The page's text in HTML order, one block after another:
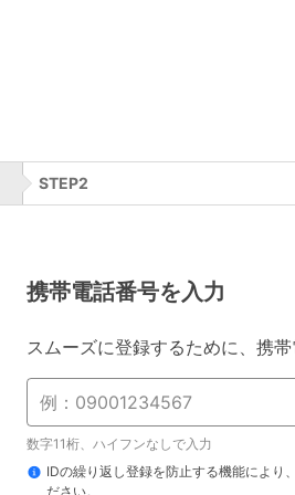
STEP2
携帯電話番号を入力
スムーズに登録するために、携
数字11桁、ハイフンなしで入力
IDの繰り返し登録を防止する機能により
ださい。